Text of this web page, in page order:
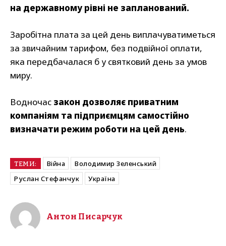
на державному рівні не запланований.
Заробітна плата за цей день виплачуватиметься
за звичайним тарифом, без подвійної оплати,
яка передбачалася б у святковий день за умов
миру.
Водночас закон дозволяє приватним
компаніям та підприємцям самостійно
визначати режим роботи на цей день.
ТЕМИ: Війна
Володимир Зеленський
Руслан Стефанчук
Україна
Антон Писарчук